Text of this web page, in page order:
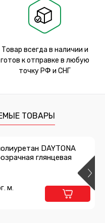
Товар всегда в наличии и
готов к отправке в любую
точку РФ и СНГ
ТОВАРЫ
DAYTONA
глянцевая
м.